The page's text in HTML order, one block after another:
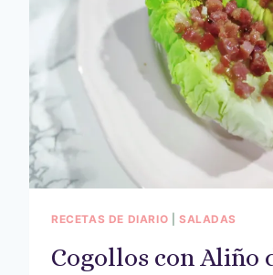
RECETAS DE DIARIO SALADAS
Cogollos con Aliño